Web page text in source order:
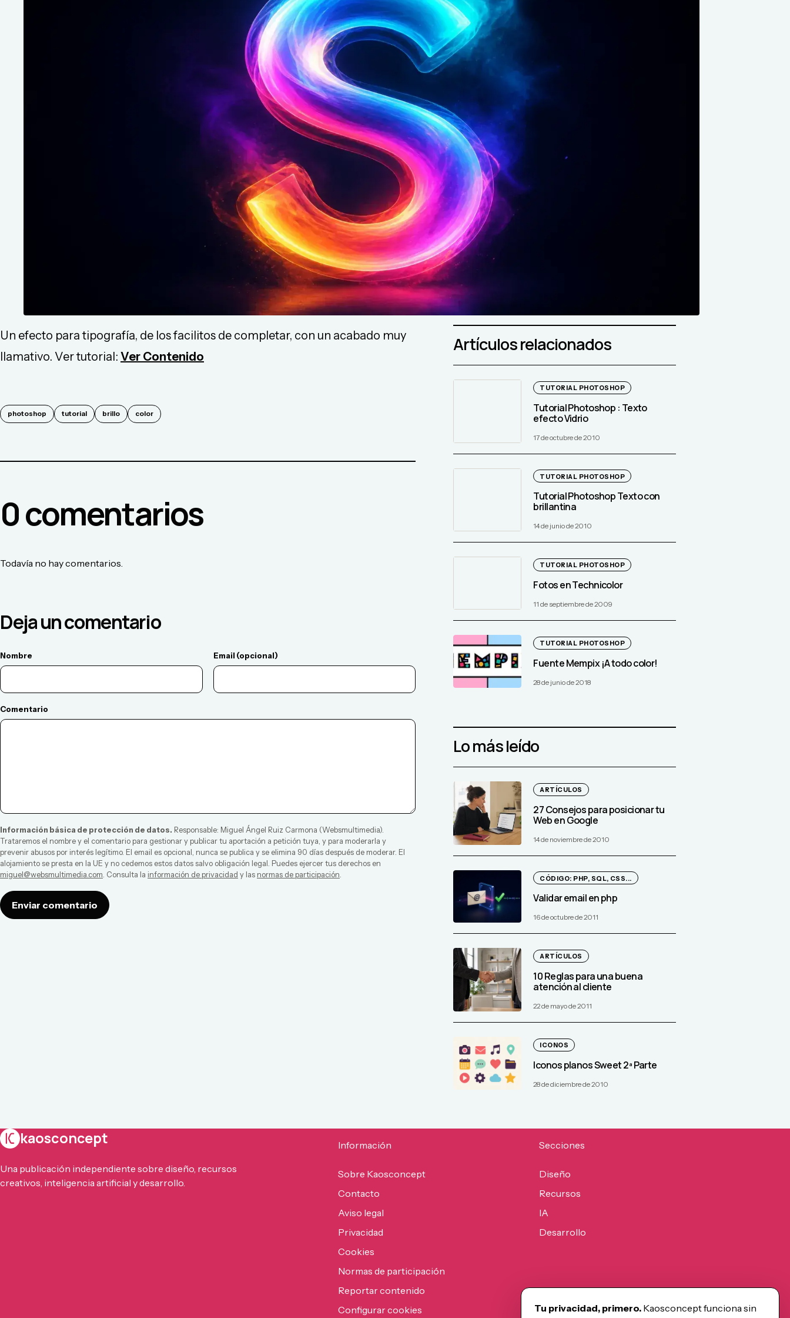
Un efecto para tipografía, de los facilitos de completar, con un acabado muy
llamativo. Ver tutorial: Ver Contenido
photoshop tutorial brillo color
0comentarios
Todavía no hay comentarios.
Deja un comentario
Nombre Email (opcional)
Comentario
Información básica de protección de datos. Responsable: Miguel Ángel Ruiz Carmona (Websmultimedia).
Trataremos el nombre y el comentario para gestionar y publicar tu aportación a petición tuya, y para moderarla y
prevenir abusos por interés legítimo. El email es opcional, nunca se publica y se elimina 90 días después de moderar. El
alojamiento se presta en la UE y no cedemos estos datos salvo obligación legal. Puedes ejercer tus derechos en
miguel@websmultimedia.com . Consulta la información de privacidad y las normas de participación
Enviar comentario
Artículos relacionados
TUTORIAL PHOTOSHOP
Tutorial Photoshop : Texto
efecto Vidrio
17 de octubre de 2010
TUTORIAL PHOTOSHOP
Tutorial Photoshop Texto con
brillantina
14 de junio de 2010
TUTORIAL PHOTOSHOP
Fotos en Technicolor
11 de septiembre de 2009
TUTORIAL PHOTOSHOP
Fuente Mempix ¡A todo color!
28 de junio de 2018
Lo más leído
ARTÍCULOS
27 Consejos para posicionar tu
Web en Google
14 de noviembre de 2010
CÓDIGO: PHP, SQL, CSS...
Validar email en php
16 de octubre de 2011
ARTÍCULOS
10 Reglas para una buena
atención al cliente
22 de mayo de 2011
ICONOS
Iconos planos Sweet 2ª Parte
28 de diciembre de 2010
kaosconcept
Una publicación independiente sobre diseño, recursos
creativos, inteligencia artificial y desarrollo.
Información
Sobre Kaosconcept
Contacto
Aviso legal
Privacidad
Cookies
Normas de participación
Reportar contenido
Configurar cookies
Secciones
Diseño
Recursos
IA
Desarrollo
Tu privacidad, primero. Kaosconcept funciona sin